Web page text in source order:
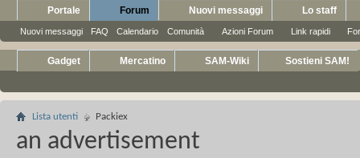
Portale Forum
Nuovi messaggi FAQ Calendario Comunità Azioni Forum Link rapidi
Nuovi messaggi Lo staff
Gadget Mercatino SAM-Wiki Sostieni SAM!
Lista utenti Packiex
an advertisement